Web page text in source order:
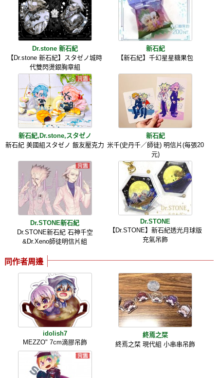
Dr.stone 新石紀
【Dr.stone 新石紀】スタゼノ城時
代雙閃燙銀胸章組
新石紀
【新石紀】千幻星星糖果包
新石紀,Dr.stone,スタゼノ
新石紀 美國組スタゼノ 飯友壓克力
新石紀
米千(史丹千／師徒) 明信片(每張20
元)
Dr.STONE新石紀
Dr.STONE新石紀 石神千空
&Dr.Xeno師徒明信片組
Dr.STONE
【Dr.STONE】新石紀透光月球版
充氣吊飾
同作者周邊
idolish7
MEZZO" 7cm滴膠吊飾
終焉之栞
終焉之栞 現代組 小串串吊飾